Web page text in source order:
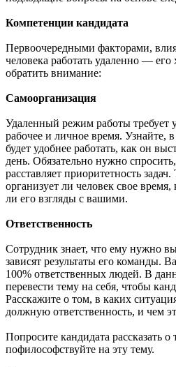
Компетенции кандидата
Первоочередными факторами,
человека работать удаленно — его
обратить внимание:
Самоорганизация
Удаленный режим работы требует
рабочее и личное время. Узнайте,
будет удобнее работать, как он
день. Обязательно нужно
расставляет приоритетность
организует ли человек свое время,
ли его взгляды с вашими.
Ответственность
Сотрудник знает, что ему нужно
зависят результаты его команды.
100% ответственных людей. В
перевести тему на себя, чтобы
Расскажите о том, в каких
должную ответственность, и чем
Попросите кандидата рассказать о
пофилософствуйте на эту тему.